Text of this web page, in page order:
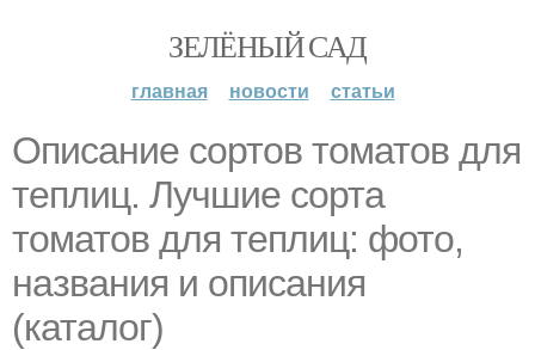
ЗЕЛЁНЫЙ САД
главная новости статьи
Описание сортов томатов для
теплиц. Лучшие сорта
томатов для теплиц: фото,
названия и описания
(каталог)